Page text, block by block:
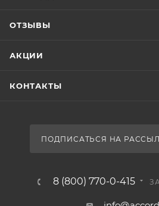
ОТЗЫВЫ
АКЦИИ
КОНТАКТЫ
ПОДПИСАТЬСЯ НА
8 (800) 770-0-415